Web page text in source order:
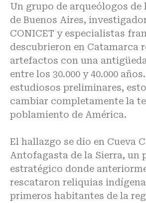
Un grupo de arqueólogos de
de Buenos Aires,
CONICET y especialistas
descubrieron en Catamarca
artefactos con una
entre los 30.000 y 40.000
estudiosos preliminares,
cambiar completamente la
poblamiento de América.
El hallazgo se dio en Cueva
Antofagasta de la Sierra, un
estratégico donde
rescataron reliquias
primeros habitantes de la